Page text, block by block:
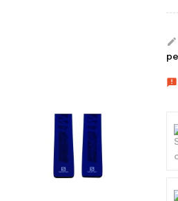
edit
announcement